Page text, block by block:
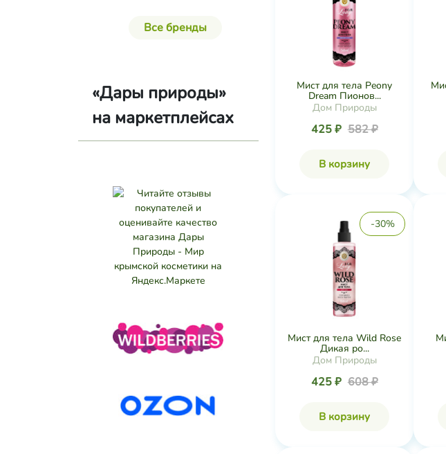
Все бренды
«Дары природы»
на маркетплейсах
Мист для тела Peony
Dream Пионов...
Дом Природы
425 ₽ 582 ₽
В корзину
-30%
Мист для тела Wild Rose
Дикая ро...
Дом Природы
425 ₽ 608 ₽
В корзину